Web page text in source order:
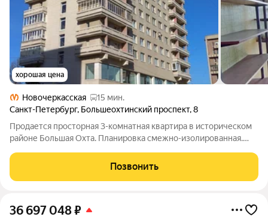
хорошая цена
Новочеркасская
15 мин.
Санкт-Петербург, Большеохтинский проспект,8
Продается просторная 3-комнатная квартира в историческом
районе Большая Охта. Планировка смежно-изолированная.
Сан/узел изолированный. Квартира требует ремонта.
Установлены стеклопакеты. Дом
Позвонить
36 697 048₽